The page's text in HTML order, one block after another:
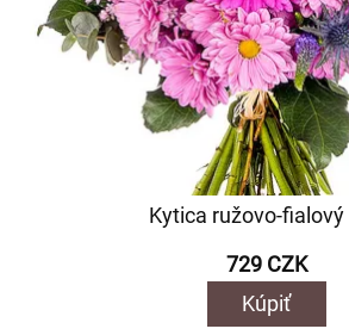
Kytica ružovo-
729 CZK
Kúpiť